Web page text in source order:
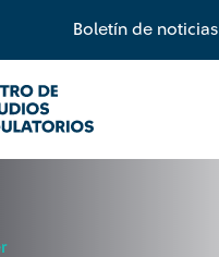
Boletín de noticias